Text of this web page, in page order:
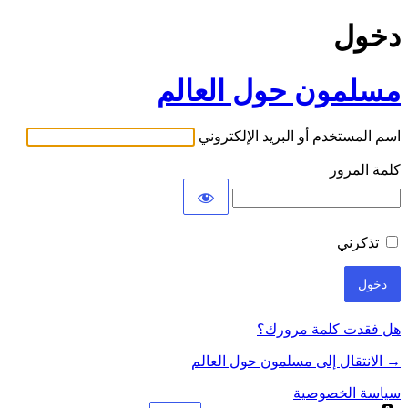
دخول
مسلمون حول العالم
اسم المستخدم أو البريد الإلكتروني
كلمة المرور
تذكرني
هل فقدت كلمة مرورك؟
→ الانتقال إلى مسلمون حول العالم
سياسة الخصوصية